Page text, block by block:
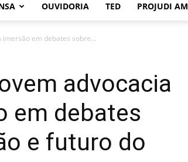
OUVIDORIA TED PROJUDI AM
imersão em debates sobre...
advocacia
em debates
e futuro do